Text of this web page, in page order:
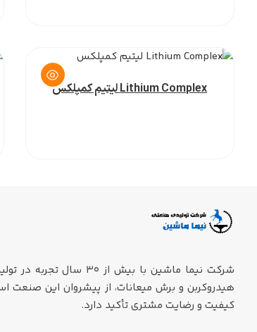
Lithium Complex لیتیم کمپلکس
شرکت نیما ماشین با بیش از ۳۰
هیدروکربن و برش میعانات، از پیشروان این صنعت
کیفیت و رضایت مشتری تأکید دارد.